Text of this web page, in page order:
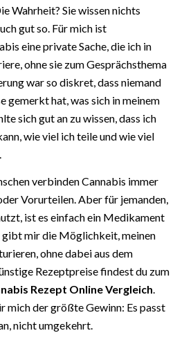
Wahrheit? Sie wissen nichts
gut so. Für mich ist
eine private Sache, die ich in
ohne sie zum Gesprächsthema
war so diskret, dass niemand
gemerkt hat, was sich in meinem
sich gut an zu wissen, dass ich
wie viel ich teile und wie viel
verbinden Cannabis immer
Vorurteilen. Aber für jemanden,
ist es einfach ein Medikament
gibt mir die Möglichkeit, meinen
ohne dabei aus dem
Rezeptpreise findest du zum
Rezept Online Vergleich.
mich der größte Gewinn: Es passt
nicht umgekehrt.